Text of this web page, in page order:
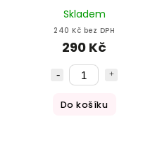
pěnovými šipkami
Skladem
240 Kč bez DPH
290 Kč
Do košíku